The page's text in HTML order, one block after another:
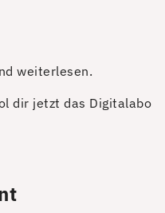
weiterlesen.
dir jetzt das Digitalabo